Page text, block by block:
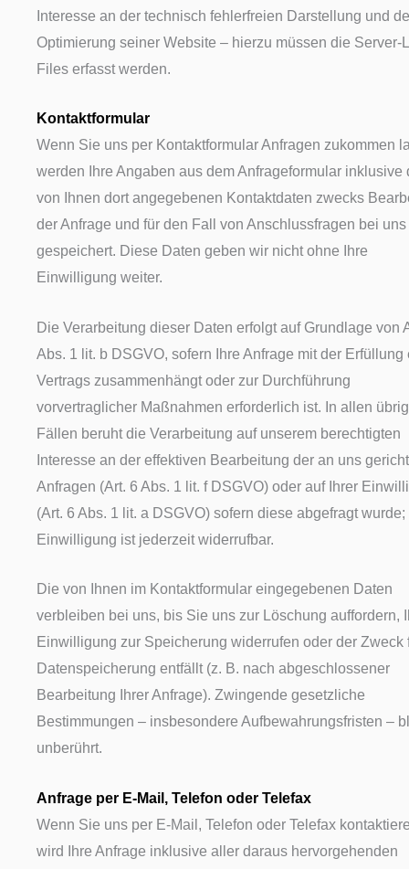
Interesse an der technisch fehlerfreien Darstellung und
Optimierung seiner Website – hierzu müssen die Server-
Files erfasst werden.
Kontaktformular
Wenn Sie uns per Kontaktformular Anfragen zukommen
werden Ihre Angaben aus dem Anfrageformular inklusive
von Ihnen dort angegebenen Kontaktdaten zwecks
der Anfrage und für den Fall von Anschlussfragen bei uns
gespeichert. Diese Daten geben wir nicht ohne Ihre
Einwilligung weiter.
Die Verarbeitung dieser Daten erfolgt auf Grundlage von
Abs. 1 lit. b DSGVO, sofern Ihre Anfrage mit der Erfüllung
Vertrags zusammenhängt oder zur Durchführung
vorvertraglicher Maßnahmen erforderlich ist. In allen
Fällen beruht die Verarbeitung auf unserem berechtigten
Interesse an der effektiven Bearbeitung der an uns
Anfragen (Art. 6 Abs. 1 lit. f DSGVO) oder auf Ihrer
(Art. 6 Abs. 1 lit. a DSGVO) sofern diese abgefragt wurde;
Einwilligung ist jederzeit widerrufbar.
Die von Ihnen im Kontaktformular eingegebenen Daten
verbleiben bei uns, bis Sie uns zur Löschung auffordern,
Einwilligung zur Speicherung widerrufen oder der Zweck
Datenspeicherung entfällt (z. B. nach abgeschlossener
Bearbeitung Ihrer Anfrage). Zwingende gesetzliche
Bestimmungen – insbesondere Aufbewahrungsfristen –
unberührt.
Anfrage per E-Mail, Telefon oder Telefax
Wenn Sie uns per E-Mail, Telefon oder Telefax
wird Ihre Anfrage inklusive aller daraus hervorgehenden